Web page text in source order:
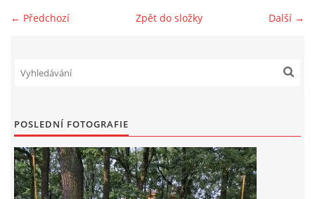
Vývozy a osvědčení
Benzín - Čas bioblaženosti přichází
← Předchozí Další →
Zpět do složky
POSLEDNÍ FOTOGRAFIE